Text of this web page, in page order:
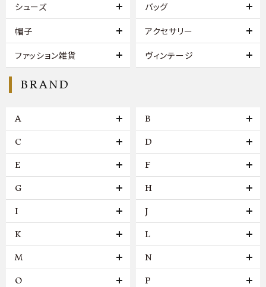
シューズ バッグ
帽子 アクセサリー
ファッション雑貨 ヴィンテージ
BRAND
A B
C D
E F
G H
I J
K L
M N
O P